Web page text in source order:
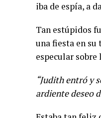
iba de espía, a
Tan estúpidos
una fiesta en su
especular
“Judith entró y
ardiente deseo